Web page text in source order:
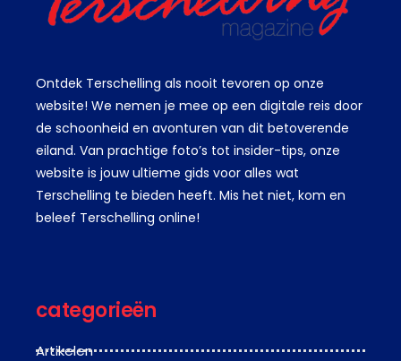
Ontdek Terschelling als nooit tevoren op onze
website! We nemen je mee op een digitale reis door
de schoonheid en avonturen van dit betoverende
eiland. Van prachtige foto’s tot insider-tips, onze
website is jouw ultieme gids voor alles wat
Terschelling te bieden heeft. Mis het niet, kom en
beleef Terschelling online!
categorieën
Artikelen